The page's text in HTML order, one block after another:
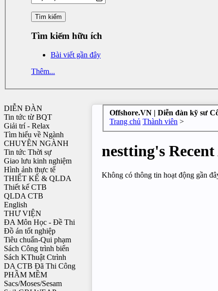
Tìm kiếm hữu ích
Bài viết gần đây
Thêm...
DIỄN ĐÀN
Tin tức từ BQT
Giải trí - Relax
Tìm hiểu về Ngành
CHUYÊN NGÀNH
Tin tức Thời sự
Giao lưu kinh nghiệm
Hình ảnh thực tế
THIẾT KẾ & QLDA
Thiết kế CTB
QLDA CTB
English
THƯ VIỆN
ĐA Môn Học - Đề Thi
Đồ án tốt nghiệp
Tiêu chuẩn-Qui phạm
Sách Công trình biển
Sách KThuật Ctrình
DA CTB Đã Thi Công
PHẦM MỀM
Sacs/Moses/Sesam
Offshore.VN | Diễn đàn kỹ sư
Trang chủ Thành viên >
nestting's
Không có thông tin hoạt động gần